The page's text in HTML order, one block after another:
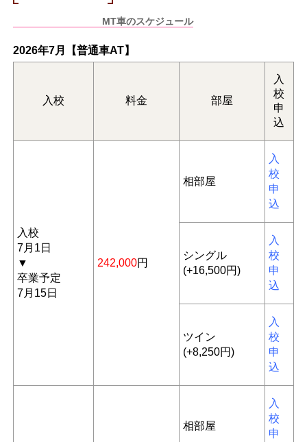
MT車のスケジュール
2026年7月【普通車AT】
入校 料金 部屋
入
校
申
込
入校
7月1日
▼
卒業予定
7月15日
242,000円
相部屋
入
校
申
込
シングル
(+16,500円)
入
校
申
込
ツイン
(+8,250円)
入
校
申
込
相部屋
入
校
申